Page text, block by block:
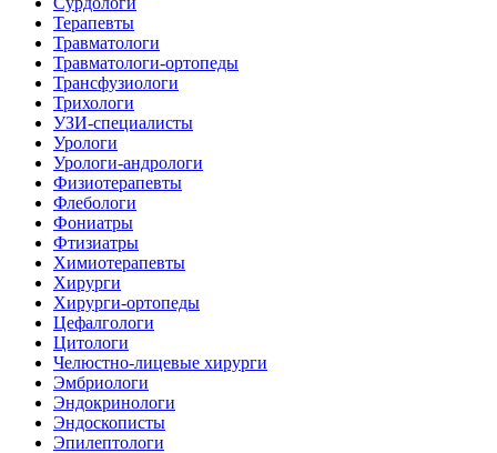
Терапевты
Травматологи
Травматологи-ортопеды
Трансфузиологи
Трихологи
УЗИ-специалисты
Урологи
Урологи-андрологи
Физиотерапевты
Флебологи
Фониатры
Фтизиатры
Химиотерапевты
Хирурги
Хирурги-ортопеды
Цефалгологи
Цитологи
Челюстно-лицевые хирурги
Эмбриологи
Эндокринологи
Эндоскописты
Эпилептологи